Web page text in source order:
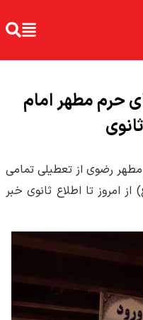
حرم مطهر امام
مطهر رضوی از تعطیلی تمامی
امروز تا اطلاع ثانوی خبر